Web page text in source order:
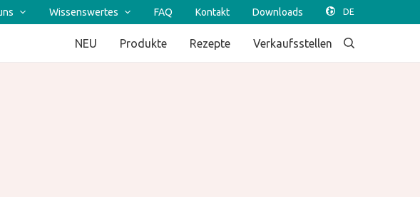
Wissenswertes FAQ Kontakt Downloads
NEU Produkte Rezepte Verkaufsstellen